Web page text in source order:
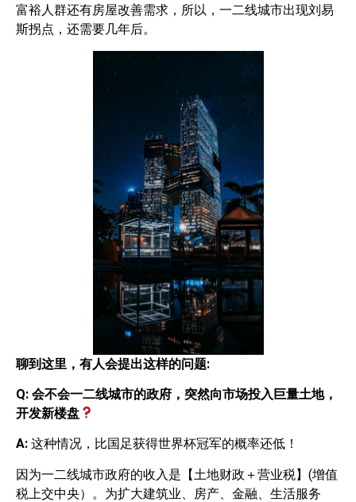
富裕人群还有房屋改善需求，所以，一二线城市出现刘易
斯拐点，还需要几年后。
聊到这里，有人会提出这样的问题:
Q: 会不会一二线城市的政府，突然向市场投入巨量土地，
开发新楼盘
A: 这种情况，比国足获得世界杯冠军的概率还低！
因为一二线城市政府的收入是【土地财政＋营业税】(增值
税上交中央）。为扩大建筑业、房产、金融、生活服务